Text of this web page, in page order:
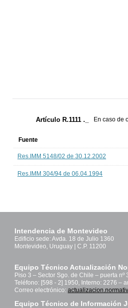
Artículo R.1111 ._ En caso de
Fuente
Res.IMM 5148/02 de 30.12.2002
Res.IMM 304/94 de 06.04.1994
Intendencia de Montevideo
Edificio sede: Avda. 18 de Julio 1360
Montevideo, Uruguay | C.P. 11200
Equipo Técnico Actualización
Piso 3 – Sector Sgo. de Chile – puerta nº
Teléfono: [598 - 2] 1950, Interno: 2276 –
Correo electrónico:
Equipo Técnico de Información